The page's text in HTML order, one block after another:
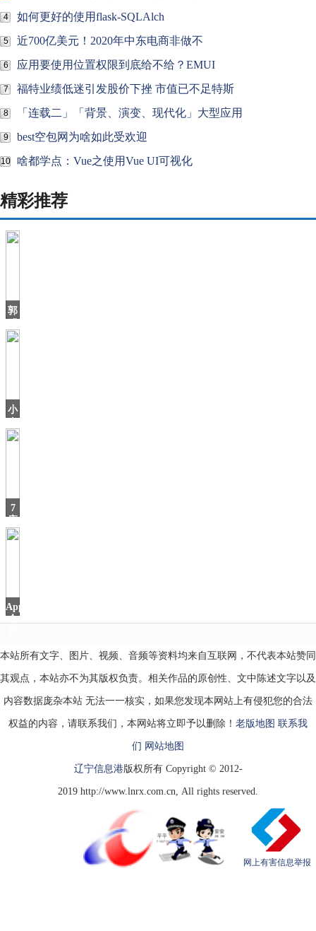
4 如何更好的使用flask-SQLAlch
5 近700亿美元！2020年中东电商非做不
6 应用要使用位置权限到底给不给？EMUI
7 福特业绩低迷引发股价下挫 市值已不足特斯
8 「连载二」「背景、演变、现代化」大型应用
9 best空包网为啥如此受欢迎
10 啥都学点：Vue之使用Vue UI可视化
精彩推荐
郭
錤：
入
苹
小
年
多
款
7
座
SUV
AppStore
今
本站所有文字、图片、视频、音频等资料均来自互联网，不代表本站赞同
其观点，本站亦不为其版权负责。相关作品的原创性、文中陈述文字以及
内容数据庞杂本站 无法一一核实，如果您发现本网站上有侵犯您的合法
权益的内容，请联系我们，本网站将立即予以删除！ 老版地图 联系我
们 网站地图
辽宁信息港版权所有 Copyright © 2012-
2019 http://www.lnrx.com.cn, All rights reserved.
网上有害信息举报